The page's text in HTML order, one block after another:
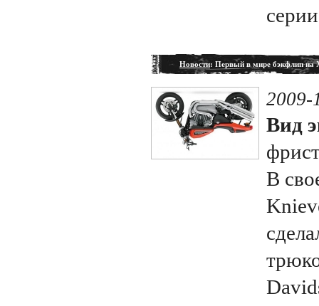
Новости: Первый в мире бэкфлип на
2009-
Вид
В